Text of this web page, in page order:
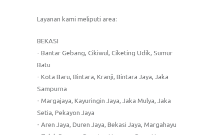
Layanan kami meliputi area:
BEKASI
- Bantar Gebang, Cikiwul, Ciketing Udik, Sumur
Batu
- Kota Baru, Bintara, Kranji, Bintara Jaya, Jaka
Sampurna
- Margajaya, Kayuringin Jaya, Jaka Mulya, Jaka
Setia, Pekayon Jaya
- Aren Jaya, Duren Jaya, Bekasi Jaya, Margahayu